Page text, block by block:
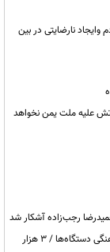
نارضایتی در بین
علیه ملت یمن نخواهد
حمیدرضا رجب‌زاده آشکار شد
ریمـدان؛ مرزی گرفتار در صف، کمبود زیرساخت و ضعف هماهنگی دستگاه‌ها / ۳ هزار